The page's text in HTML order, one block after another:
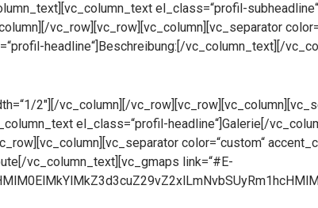
el_class=“profil-
vc_row][vc_row][vc_column][vc_separator
headline“]Beschreibung:[/vc_column_text][/
2″][/vc_column][/
el_class=“profil-headline“]Galerie[/
color=“custom“
vc_column_text][vc_gmaps link=“#E-